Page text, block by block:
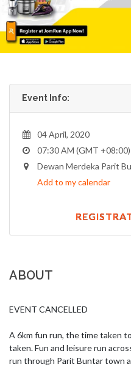
Event Info:
04 April, 2020
07:30 AM (GMT +08:00)
Dewan Merdeka Parit
Add to my calendar
ABOUT
EVENT CANCELLED
A 6km fun run, the time taken
taken. Fun and leisure run
run through Parit Buntar town